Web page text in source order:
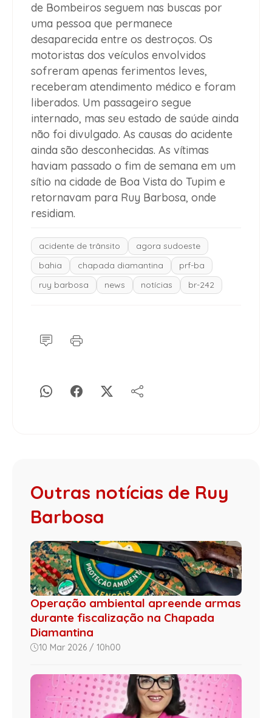
de Bombeiros seguem nas buscas por
uma pessoa que permanece
desaparecida entre os destroços. Os
motoristas dos veículos envolvidos
sofreram apenas ferimentos leves,
receberam atendimento médico e foram
liberados. Um passageiro segue
internado, mas seu estado de saúde ainda
não foi divulgado. As causas do acidente
ainda são desconhecidas. As vítimas
haviam passado o fim de semana em um
sítio na cidade de Boa Vista do Tupim e
retornavam para Ruy Barbosa, onde
residiam.
acidente de trânsito
agora sudoeste
bahia
chapada diamantina
prf-ba
ruy barbosa
news notícias br-242
Outras notícias de Ruy
Barbosa
Operação ambiental apreende armas
durante fiscalização na Chapada
Diamantina
10 Mar 2026 / 10h00